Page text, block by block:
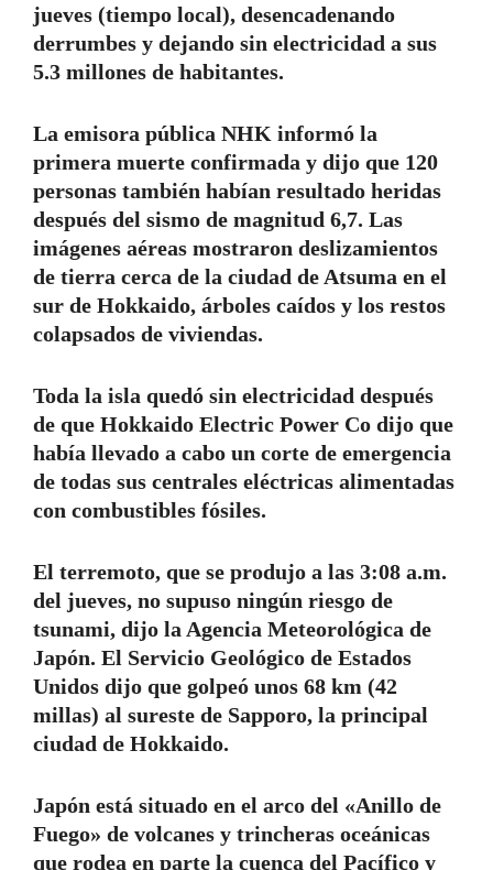
jueves (tiempo local), desencadenando
derrumbes y dejando sin electricidad a sus
5.3 millones de habitantes.
La emisora ​​pública NHK informó la
primera muerte confirmada y dijo que 120
personas también habían resultado heridas
después del sismo de magnitud 6,7. Las
imágenes aéreas mostraron deslizamientos
de tierra cerca de la ciudad de Atsuma en el
sur de Hokkaido, árboles caídos y los restos
colapsados de viviendas.
Toda la isla quedó sin electricidad después
de que Hokkaido Electric Power Co dijo que
había llevado a cabo un corte de emergencia
de todas sus centrales eléctricas alimentadas
con combustibles fósiles.
El terremoto, que se produjo a las 3:08 a.m.
del jueves, no supuso ningún riesgo de
tsunami, dijo la Agencia Meteorológica de
Japón. El Servicio Geológico de Estados
Unidos dijo que golpeó unos 68 km (42
millas) al sureste de Sapporo, la principal
ciudad de Hokkaido.
Japón está situado en el arco del «Anillo de
Fuego» de volcanes y trincheras oceánicas
que rodea en parte la cuenca del Pacífico y